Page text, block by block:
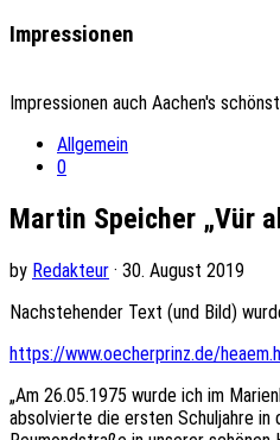
Impressionen
Impressionen auch Aachen's
Allgemein
0
Martin Speicher „Vür
by Redakteur · 30. August 2019
Nachstehender Text (und Bild)
https://www.oecherprinz.de/
„Am 26.05.1975 wurde ich im
absolvierte die ersten Schuljahre in